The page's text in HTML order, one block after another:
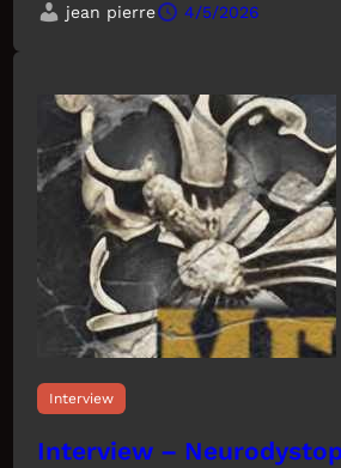
jean pierre 4/5/2026
Interview
Interview –